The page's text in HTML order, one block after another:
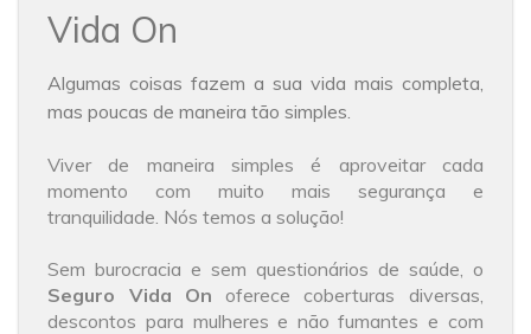
Vida On
Algumas coisas fazem a sua vida mais completa,
mas poucas de maneira tão simples.
Viver de maneira simples é aproveitar cada
momento com muito mais segurança e
tranquilidade. Nós temos a solução!
Sem burocracia e sem questionários de saúde, o
Seguro
Vida On oferece coberturas diversas,
descontos para mulheres e não fumantes e com